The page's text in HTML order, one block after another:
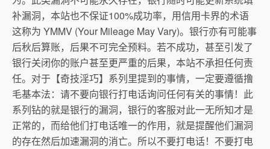
补漏洞，本站也不保证100%成功率，用信用卡界的术语
这称为 YMMV (Your Mileage May Vary)。银行亦有可能事
后秋后算账，后果不可完全预料。若不成功，甚至引发了
银行关闭你的账户甚至更严重的后果，本站不承担任何责
任。对于【奇技淫巧】系列里提到的事情，一定要遵循撸
毛基本法：请不要向银行打电话询问任何有关的事情！此
系列钻的就是银行的漏洞，银行的客服对此一无所知才是
正常的，而给他们打电话唯一的作用，就是提醒他们漏洞
的存在然后加速漏洞的消亡。所以不要打电话！不要打电